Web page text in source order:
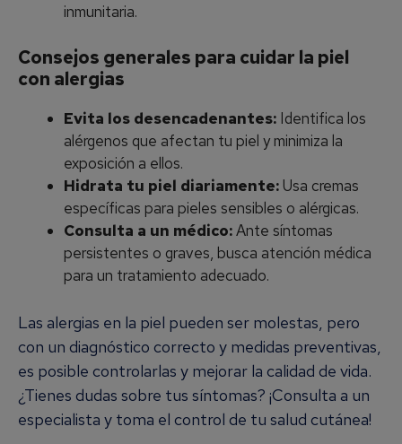
inmunitaria.
Consejos generales para cuidar la piel
con alergias
Evita los desencadenantes: Identifica los
alérgenos que afectan tu piel y minimiza la
exposición a ellos.
Hidrata tu piel diariamente: Usa cremas
específicas para pieles sensibles o alérgicas.
Consulta a un médico:Ante síntomas
persistentes o graves, busca atención médica
para un tratamiento adecuado.
Las alergias en la piel pueden ser molestas, pero
con un diagnóstico correcto y medidas preventivas,
es posible controlarlas y mejorar la calidad de vida.
¿Tienes dudas sobre tus síntomas? ¡Consulta a un
especialista y toma el control de tu salud cutánea!